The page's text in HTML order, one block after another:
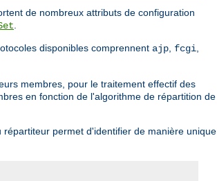
de nombreux attributs de configuration
disponibles comprennent ajp fcgi
membres, pour le traitement effectif des
en fonction de l'algorithme de répartition de
permet d'identifier de manière unique